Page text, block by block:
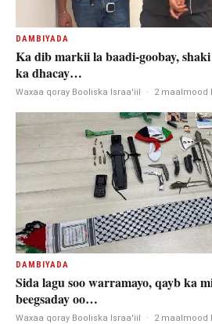
DAMBIYADA
Ka dib markii la baadi-goobay,
ka dhacay…
Waxaa qoray Booliska Israa'iil · 2 maalmood
DAMBIYADA
Sida lagu soo warramayo, qayb ka
beegsaday oo…
Waxaa qoray Booliska Israa'iil · 2 maalmood